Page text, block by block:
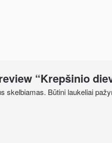
“Krepšinio
skelbiamas. Būtini laukeliai